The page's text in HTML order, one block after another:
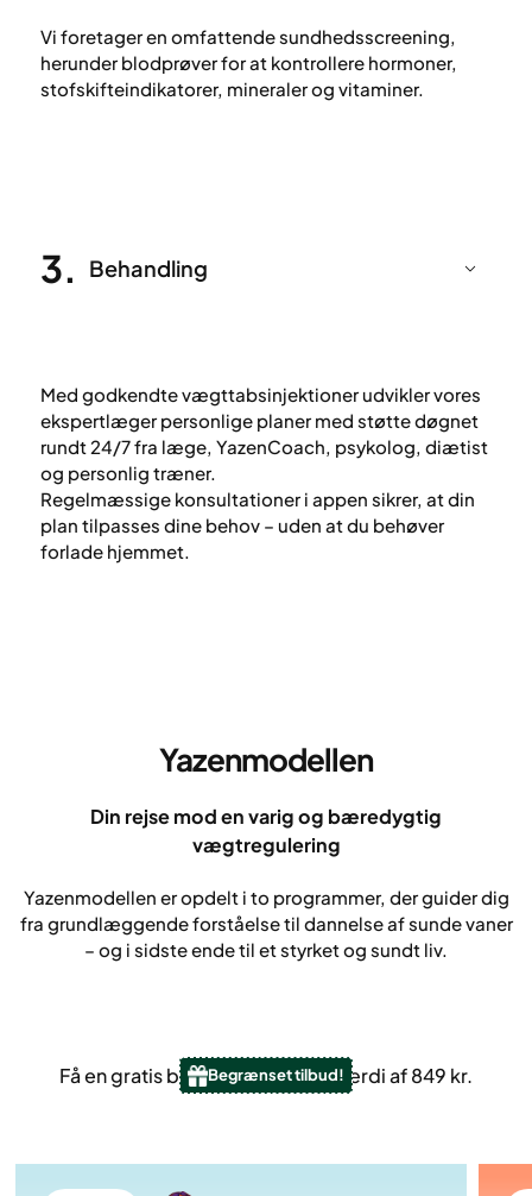
Vi foretager en omfattende sundhedsscreening,
herunder blodprøver for at kontrollere hormoner,
stofskifteindikatorer, mineraler og vitaminer.
3. Behandling
Med godkendte vægttabsinjektioner udvikler vores
ekspertlæger personlige planer med støtte døgnet
rundt 24/7 fra læge, YazenCoach, psykolog, diætist
og personlig træner.
Regelmæssige konsultationer i appen sikrer, at din
plan tilpasses dine behov – uden at du behøver
forlade hjemmet.
Yazenmodellen
Din rejse mod en varig og bæredygtig
vægtregulering
Yazenmodellen er opdelt i to programmer, der guider dig
fra grundlæggende forståelse til dannelse af sunde vaner
– og i sidste ende til et styrket og sundt liv.
Få en gratis blodprøve – til en værdi af 849 kr.
Begrænset tilbud!